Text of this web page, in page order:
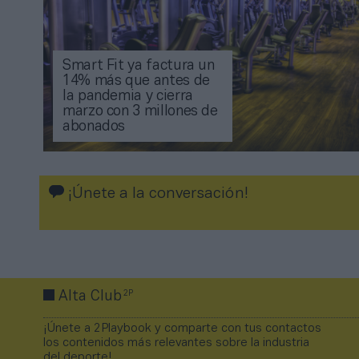
Smart Fit ya factura un
14% más que antes de
la pandemia y cierra
marzo con 3 millones de
abonados
¡Únete a la conversación!
Alta Club2P
¡Únete a 2Playbook y comparte con tus contactos
los contenidos más relevantes sobre la industria